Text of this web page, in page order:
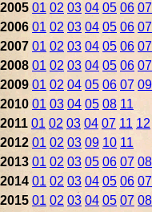
2005 01 02 03 04 05 06 07
2006 01 02 03 04 05 06 07
2007 01 02 03 04 05 06 07
2008 01 02 03 04 05 06 07
2009 01 02 04 05 06 07 09
2010 01 03 04 05 08 11
2011 01 02 03 04 07 11 12
2012 01 02 03 09 10 11
2013 01 02 03 05 06 07 08
2014 01 02 03 04 05 06 07
2015 01 02 03 04 05 07 08